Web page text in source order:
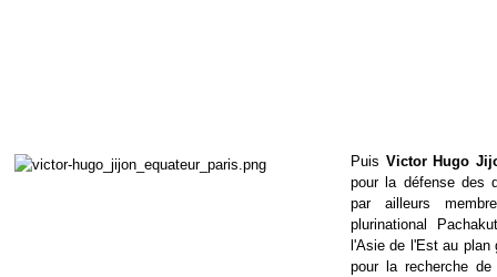
Puis Victor Hugo
pour la défense des
par ailleurs
plurinational
l'Asie de l'Est au plan
pour la recherche